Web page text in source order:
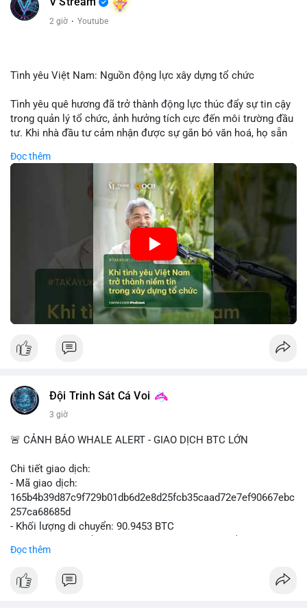
2 giờ · Youtube
Tình yêu Việt Nam: Nguồn động lực xây dựng tổ chức
Tình yêu quê hương đã trở thành động lực thúc đẩy sự tin cậy
trong quản lý tổ chức, ảnh hưởng tích cực đến môi trường đầu
tư. Khi nhà đầu tư cảm nhận được sự gắn bó văn hoá, họ sẵn
các công ty blockchain và tiền mã hoá. Sự tăng cường niềm
tin này giúp giảm rủi ro thị trường, cải thiện chi phí vốn và thúc
đẩy sự phát triển bền vững của ngành công nghệ tài chính. Các
nhà quản lý cần khai thác tinh thần này để xây dựng chiến lược
phát triển bền vững và thu hút vốn đầu tư.
🎥 Xem video trực tiếp tại:
Nguồn: VIETSUCCESS
Đọc thêm
Đội Trinh Sát Cá Voi
3 giờ
🚨 CẢNH BÁO WHALE ALERT - GIAO DỊCH BTC LỚN
Chi tiết giao dịch:
- Mã giao dịch:
165b4b39d87c9f729b01db6d2e8d25fcb35caad72e7ef90667ebc
257ca68685d
- Khối lượng di chuyển: 90.9453 BTC
USD)
Đọc thêm